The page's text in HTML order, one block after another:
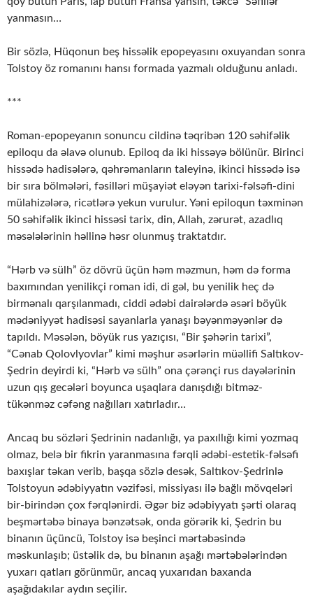
yanmasın…
Bir sözlə, Hüqonun beş hissəlik epopeyasını oxuyandan sonra
Tolstoy öz romanını hansı formada yazmalı olduğunu anladı.
***
Roman-epopeyanın sonuncu cildinə təqribən 120 səhifəlik
epiloqu da əlavə olunub. Epiloq da iki hissəyə bölünür. Birinci
hissədə hadisələrə, qəhrəmanların taleyinə, ikinci hissədə isə
bir sıra bölmələri, fəsilləri müşayiət eləyən tarixi-fəlsəfi-dini
mülahizələrə, ricətlərə yekun vurulur. Yəni epiloqun təxminən
50 səhifəlik ikinci hissəsi tarix, din, Allah, zərurət, azadlıq
məsələlərinin həllinə həsr olunmuş traktatdır.
“Hərb və sülh” öz dövrü üçün həm məzmun, həm də forma
baxımından yenilikçi roman idi, di gəl, bu yenilik heç də
birmənalı qarşılanmadı, ciddi ədəbi dairələrdə əsəri böyük
mədəniyyət hadisəsi sayanlarla yanaşı bəyənməyənlər də
tapıldı. Məsələn, böyük rus yazıçısı, “Bir şəhərin tarixi”,
“Cənab Qolovlyovlar” kimi məşhur əsərlərin müəllifi Saltıkov-
Şedrin deyirdi ki, “Hərb və sülh” ona çərənçi rus dayələrinin
uzun qış gecələri boyunca uşaqlara danışdığı bitməz-
tükənməz cəfəng nağılları xatırladır…
Ancaq bu sözləri Şedrinin nadanlığı, ya paxıllığı kimi yozmaq
olmaz, belə bir fikrin yaranmasına fərqli ədəbi-estetik-fəlsəfi
baxışlar təkan verib, başqa sözlə desək, Saltıkov-Şedrinlə
Tolstoyun ədəbiyyatın vəzifəsi, missiyası ilə bağlı mövqeləri
bir-birindən çox fərqlənirdi. Əgər biz ədəbiyyatı şərti olaraq
beşmərtəbə binaya bənzətsək, onda görərik ki, Şedrin bu
binanın üçüncü, Tolstoy isə beşinci mərtəbəsində
məskunlaşıb; üstəlik də, bu binanın aşağı mərtəbələrindən
yuxarı qatları görünmür, ancaq yuxarıdan baxanda
aşağıdakılar aydın seçilir.